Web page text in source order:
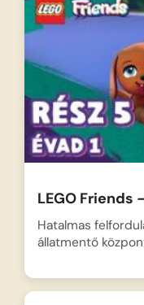
LEGO
Hatalmas
állatmentő